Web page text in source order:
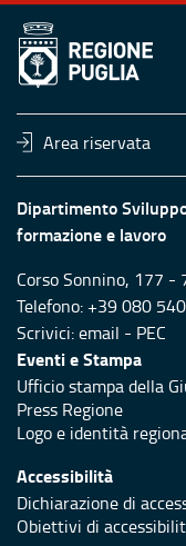
Area riservata
Dipartimento
formazione e lavoro
Corso Sonnino, 177 -
Telefono: +39 080
Scrivici:email - PEC
Eventi e Stampa
Ufficio stampa della
Press Regione
Logo e identità
Accessibilità
Dichiarazione di
Obiettivi di